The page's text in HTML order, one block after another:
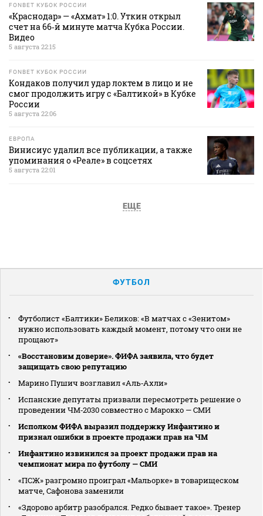
FONBET КУБОК РОССИИ
«Краснодар» — «Ахмат» 1:0. Уткин открыл
счет на 66‑й минуте матча Кубка России.
Видео
5 августа 22:15
FONBET КУБОК РОССИИ
Кондаков получил удар локтем в лицо и не
смог продолжить игру с «Балтикой» в Кубке
России
5 августа 22:06
ЕВРОПА
Винисиус удалил все публикации, а также
упоминания о «Реале» в соцсетях
5 августа 22:01
ЕЩЕ
ФУТБОЛ
Футболист «Балтики» Беликов: «В матчах с «Зенитом»
нужно использовать каждый момент, потому что они не
прощают»
«Восстановим доверие». ФИФА заявила, что будет
защищать свою репутацию
Марино Пушич возглавил «Аль‑Ахли»
Испанские депутаты призвали пересмотреть решение о
проведении ЧМ‑2030 совместно с Марокко — СМИ
Исполком ФИФА выразил поддержку Инфантино и
признал ошибки в проекте продажи прав на ЧМ
Инфантино извинился за проект продажи прав на
чемпионат мира по футболу — СМИ
«ПСЖ» разгромно проиграл «Мальорке» в товарищеском
матче, Сафонова заменили
«Здорово арбитр разобрался. Редко бывает такое». Тренер